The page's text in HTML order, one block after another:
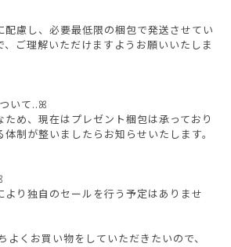
配慮し、必要最低限の梱包で発送させてい
、ご理解いただけますようお願いいたしま
いて..ꕤ
め、現在はプレゼント梱包は承っており
制が整いましたらお知らせいたします。
より独自のセールを行う予定はありませ
くお買い物をしていただきたいので、